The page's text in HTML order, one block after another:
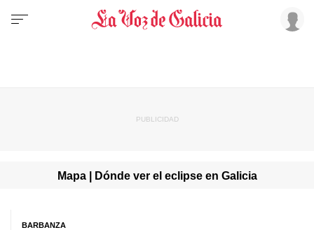
Mapa | Dónde ver el eclipse en Galicia
BARBANZA